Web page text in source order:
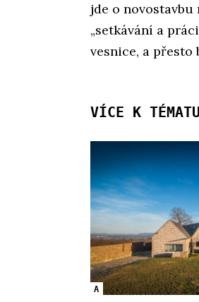
jde o
„setkávání a
vesnice, a
VÍCE K TÉMATU
A